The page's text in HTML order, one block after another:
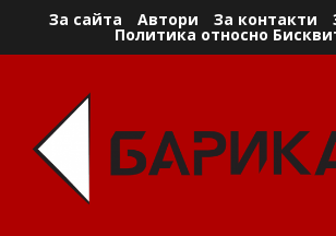
За сайта Автори За контакти
Политика относно